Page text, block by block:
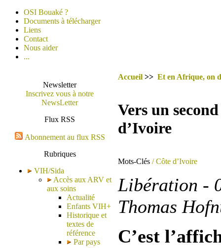
OSI Bouaké ?
Documents à télécharger
Liens
Contact
Nous aider
...
Newsletter
Inscrivez vous à notre
NewsLetter
Flux RSS
Abonnement au flux RSS
Rubriques
VIH/Sida
Accès aux ARV et
aux soins
Actualité
Enfants VIH+
Historique et
textes de
référence
Par pays
Accueil >> Et en Afrique, on
Vers un
d’Ivoire
Mots-Clés / Côte d’Ivoire
Libération -
Thomas
C’est